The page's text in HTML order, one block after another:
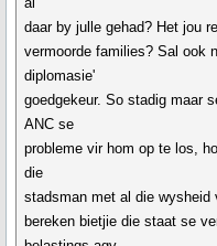
daar by julle gehad? Het jou
vermoorde families? Sal ook
diplomasie'
goedgekeur. So stadig maar
ANC se
probleme vir hom op te los,
die
stadsman met al die
bereken bietjie die staat se